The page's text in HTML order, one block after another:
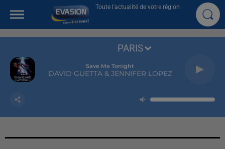
Toute l'actualité de votre région
Save Me Tonight
DAVID GUETTA & JENNIFER LOPEZ
PARIS